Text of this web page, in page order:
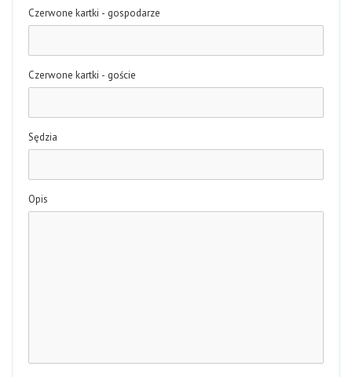
Czerwone kartki - gospodarze
Czerwone kartki - goście
Sędzia
Opis